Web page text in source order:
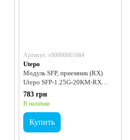
Артикул: v00000001684
Utepo
Модуль SFP, приемник (RX)
Utepo SFP-1.25G-20KM-RX
1.25Гб
783 грн
В наличии
Купить